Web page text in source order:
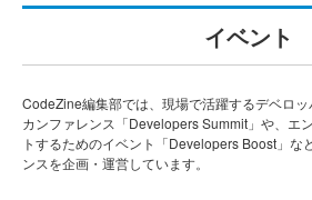
イベント
CodeZine編集部では、現場で活躍するデベロ
カンファレンス「Developers Summit」や、エ
トするためのイベント「Developers Boost」な
ンスを企画・運営しています。